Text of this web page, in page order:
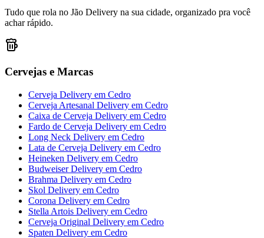
Tudo que rola no Jão Delivery na sua cidade, organizado pra você
achar rápido.
Cervejas e Marcas
Cerveja Delivery em Cedro
Cerveja Artesanal Delivery em Cedro
Caixa de Cerveja Delivery em Cedro
Fardo de Cerveja Delivery em Cedro
Long Neck Delivery em Cedro
Lata de Cerveja Delivery em Cedro
Heineken Delivery em Cedro
Budweiser Delivery em Cedro
Brahma Delivery em Cedro
Skol Delivery em Cedro
Corona Delivery em Cedro
Stella Artois Delivery em Cedro
Cerveja Original Delivery em Cedro
Spaten Delivery em Cedro